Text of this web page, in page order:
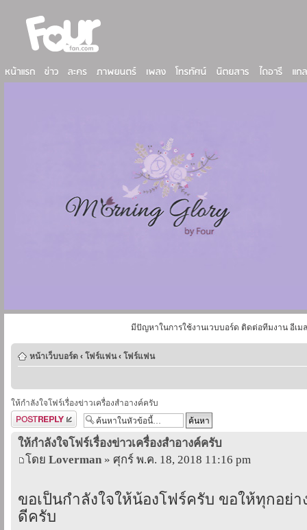
มีปัญหาในการใช้งานเวบบอร์ด ติดต่อทีมงาน อีเม
หน้าเว็บบอร์ด ‹ โฟร์แฟน ‹ โฟร์แฟน
ให้กำลังใจโฟร์เรื่องข่าวเครื่องสำอางค์ครับ
ตอบกระทู้
ให้กำลังใจโฟร์เรื่องข่าวเครื่องสำอางค์ครับ
โดย Loverman » ศุกร์ พ.ค. 18, 2018 11:16 pm
ขอเป็นกำลังใจให้น้องโฟร์ครับ ขอให้ทุกอย่
ดีครับ